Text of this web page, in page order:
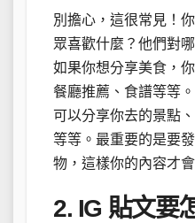
別擔心，這很常見！
眾喜歡什麼？他們對
如果你想分享美食，
餐廳推薦、食譜等等
可以分享你去的景點
等等。最重要的是要
物，這樣你的內容才
2. IG 貼文要